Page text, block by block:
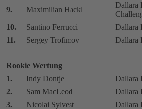
9. Maximilian Hackl
Dallara
10. Santino Ferrucci Dallara
11.
Sergey Trofimov Dallara
Rookie Wertung
1.
Indy Dontje Dallara
2.
Sam MacLeod Dallara
3.
Nicolai Sylvest Dallara